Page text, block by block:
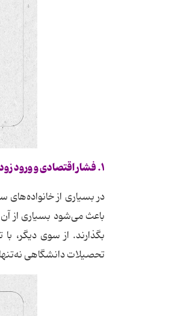
۱.فشار اقتصادی و ورود
در بسیاری از خانواده‌های
باعث می‌شود بسیاری از
بگذارند. از سوی دیگر،
تحصیلات دانشگاهی